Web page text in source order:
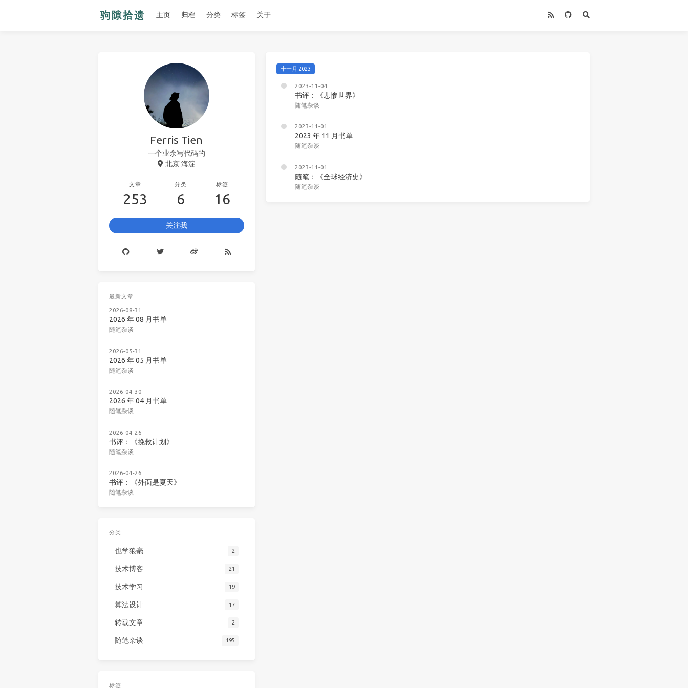
主页 归档 分类 标签 关于
十一月 2023
2023-11-04
书评：《悲惨世界》
随笔杂谈
2023-11-01
2023 年 11 月书单
随笔杂谈
2023-11-01
随笔：《全球经济史》
随笔杂谈
Ferris Tien
一个业余写代码的
北京 海淀
文章
253
分类
6
标签
16
关注我
最新文章
2026-08-31
2026 年 08 月书单
随笔杂谈
2026-05-31
2026 年 05 月书单
随笔杂谈
2026-04-30
2026 年 04 月书单
随笔杂谈
2026-04-26
书评：《挽救计划》
随笔杂谈
2026-04-26
书评：《外面是夏天》
随笔杂谈
分类
也学狼毫 2
技术博客 21
技术学习 19
算法设计 17
转载文章 2
随笔杂谈 195
标签